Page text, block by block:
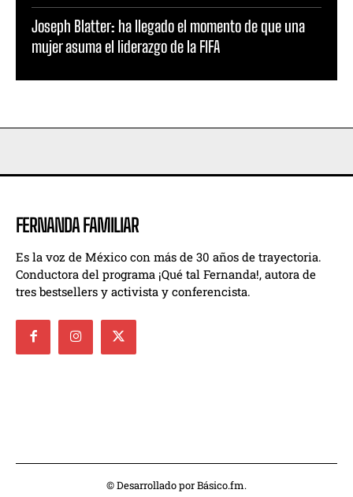
Joseph Blatter: ha llegado el momento de que una
mujer asuma el liderazgo de la FIFA
FERNANDA FAMILIAR
Es la voz de México con más de 30 años de trayectoria.
Conductora del programa ¡Qué tal Fernanda!, autora de
tres bestsellers y activista y conferencista.
© Desarrollado por Básico.fm.